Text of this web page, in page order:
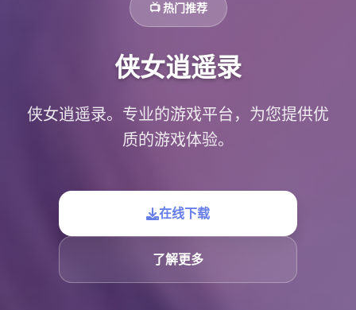
📺 热门推荐
侠女逍遥录
侠女逍遥录。专业的游戏平台，为您提供优
质的游戏体验。
在线下载
了解更多